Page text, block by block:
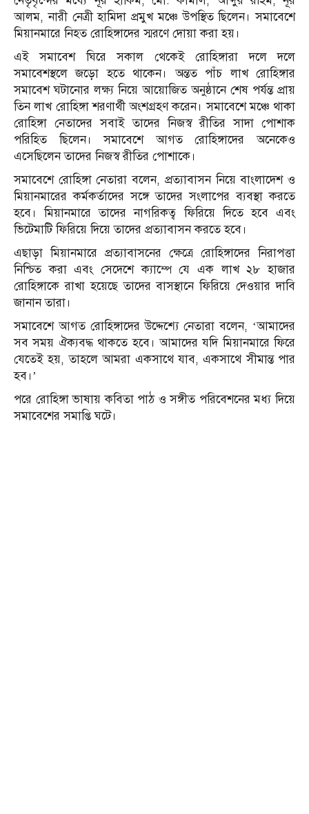
আলম, নারী নেত্রী হামিদা প্রমুখ মঞ্চে উপস্থিত ছিলেন। সমাবেশে
মিয়ানমারে নিহত রোহিঙ্গাদের স্মরণে দোয়া করা হয়।
এই সমাবেশ ঘিরে সকাল থেকেই রোহিঙ্গারা দলে দলে
সমাবেশস্থলে জড়ো হতে থাকেন। অন্তত পাঁচ লাখ রোহিঙ্গার
সমাবেশ ঘটানোর লক্ষ্য নিয়ে আয়োজিত অনুষ্ঠানে শেষ পর্যন্ত প্রায়
তিন লাখ রোহিঙ্গা শরণার্থী অংশগ্রহণ করেন। সমাবেশে মঞ্চে থাকা
রোহিঙ্গা নেতাদের সবাই তাদের নিজস্ব রীতির সাদা পোশাক
পরিহিত ছিলেন। সমাবেশে আগত রোহিঙ্গাদের অনেকেও
এসেছিলেন তাদের নিজস্ব রীতির পোশাকে।
সমাবেশে রোহিঙ্গা নেতারা বলেন, প্রত্যাবাসন নিয়ে বাংলাদেশ ও
মিয়ানমারের কর্মকর্তাদের সঙ্গে তাদের সংলাপের ব্যবস্থা করতে
হবে। মিয়ানমারে তাদের নাগরিকত্ব ফিরিয়ে দিতে হবে এবং
ভিটেমাটি ফিরিয়ে দিয়ে তাদের প্রত্যাবাসন করতে হবে।
এছাড়া মিয়ানমারে প্রত্যাবাসনের ক্ষেত্রে রোহিঙ্গাদের নিরাপত্তা
নিশ্চিত করা এবং সেদেশে ক্যাম্পে যে এক লাখ ২৮ হাজার
রোহিঙ্গাকে রাখা হয়েছে তাদের বাসস্থানে ফিরিয়ে দেওয়ার দাবি
জানান তারা।
সমাবেশে আগত রোহিঙ্গাদের উদ্দেশ্যে নেতারা বলেন, ‘আমাদের
সব সময় ঐক্যবদ্ধ থাকতে হবে। আমাদের যদি মিয়ানমারে ফিরে
যেতেই হয়, তাহলে আমরা একসাথে যাব, একসাথে সীমান্ত পার
হব।’
পরে রোহিঙ্গা ভাষায় কবিতা পাঠ ও সঙ্গীত পরিবেশনের মধ্য দিয়ে
সমাবেশের সমাপ্তি ঘটে।